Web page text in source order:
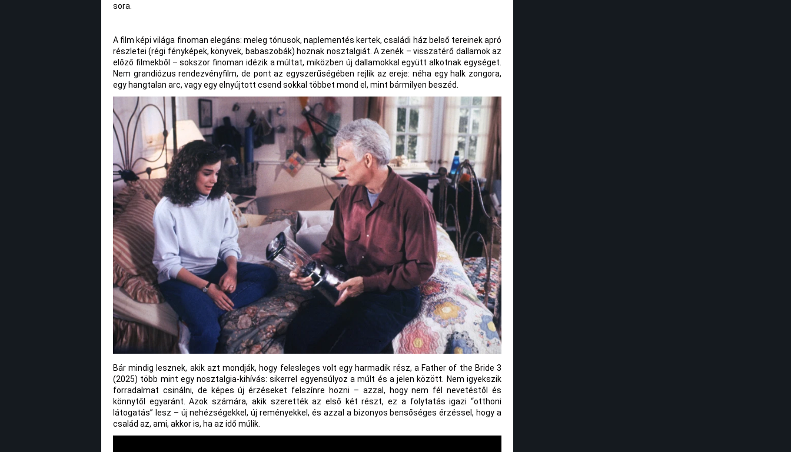
sora.
A film képi világa finoman elegáns: meleg tónusok, naplementés kertek, családi ház belső tereinek apró
részletei (régi fényképek, könyvek, babaszobák) hoznak nosztalgiát. A zenék – visszatérő dallamok az
előző filmekből – sokszor finoman idézik a múltat, miközben új dallamokkal együtt alkotnak egységet.
Nem grandiózus rendezvényfilm, de pont az egyszerűségében rejlik az ereje: néha egy halk zongora,
egy hangtalan arc, vagy egy elnyújtott csend sokkal többet mond el, mint bármilyen beszéd.
Bár mindig lesznek, akik azt mondják, hogy felesleges volt egy harmadik rész, a Father of the Bride 3
(2025) több mint egy nosztalgia-kihívás: sikerrel egyensúlyoz a múlt és a jelen között. Nem igyekszik
forradalmat csinálni, de képes új érzéseket felszínre hozni – azzal, hogy nem fél nevetéstől és
könnytől egyaránt. Azok számára, akik szerették az első két részt, ez a folytatás igazi “otthoni
látogatás” lesz – új nehézségekkel, új reményekkel, és azzal a bizonyos bensőséges érzéssel, hogy a
család az, ami, akkor is, ha az idő múlik.